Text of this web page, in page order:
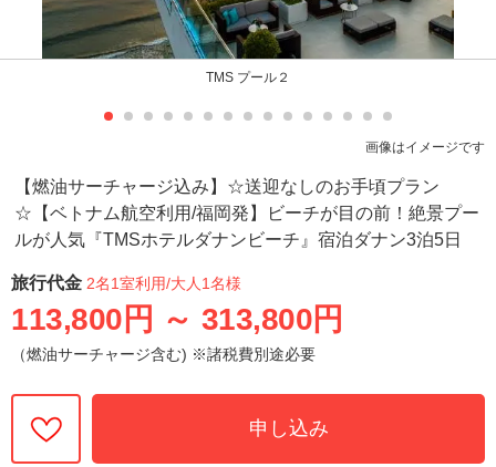
TMS プール２
画像はイメージです
【燃油サーチャージ込み】☆送迎なしのお手頃プラン
☆【ベトナム航空利用/福岡発】ビーチが目の前！絶景プー
ルが人気『TMSホテルダナンビーチ』宿泊ダナン3泊5日
旅行代金 2名1室利用/大人1名様
113,800円 ～ 313,800円
（燃油サーチャージ含む) ※諸税費別途必要
申し込み